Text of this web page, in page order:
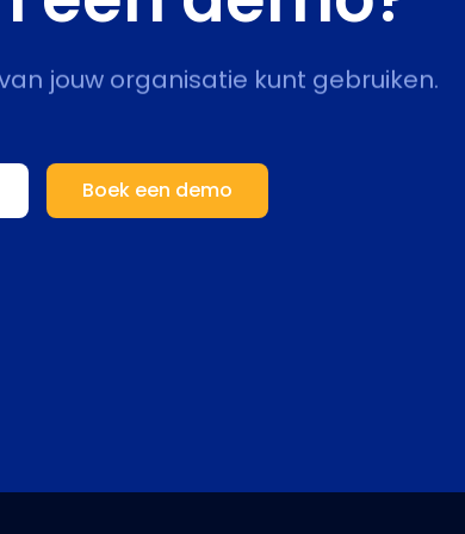
jouw organisatie kunt gebruiken.
Boek een demo